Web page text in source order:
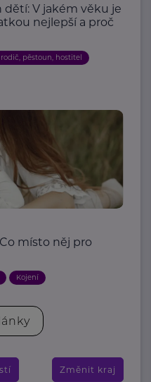
V jakém věku je
nejlepší a proč
pěstoun, hostitel
místo něj pro
Kojení
Změnit kraj